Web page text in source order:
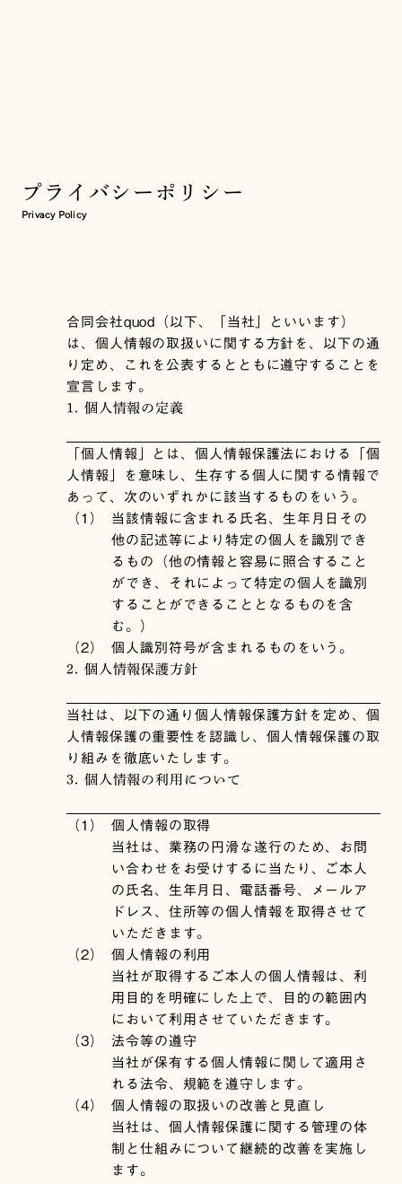
プライバシーポリシー
Privacy Policy
合同会社quod（以下、「当社」といいます）
は、個人情報の取扱いに関する方針を、以下の通
り定め、これを公表するとともに遵守することを
宣言します。
1. 個人情報の定義
「個人情報」とは、個人情報保護法における「個
人情報」を意味し、生存する個人に関する情報で
あって、次のいずれかに該当するものをいう。
（1）
当該情報に含まれる氏名、生年月日その
他の記述等により特定の個人を識別でき
るもの（他の情報と容易に照合すること
ができ、それによって特定の個人を識別
することができることとなるものを含
む。）
（2）
個人識別符号が含まれるものをいう。
2. 個人情報保護方針
当社は、以下の通り個人情報保護方針を定め、個
人情報保護の重要性を認識し、個人情報保護の取
り組みを徹底いたします。
3. 個人情報の利用について
（1）
個人情報の取得
当社は、業務の円滑な遂行のため、お問
い合わせをお受けするに当たり、ご本人
の氏名、生年月日、電話番号、メールア
ドレス、住所等の個人情報を取得させて
いただきます。
（2）
個人情報の利用
当社が取得するご本人の個人情報は、利
用目的を明確にした上で、目的の範囲内
において利用させていただきます。
（3）
法令等の遵守
当社が保有する個人情報に関して適用さ
れる法令、規範を遵守します。
（4）
個人情報の取扱いの改善と見直し
当社は、個人情報保護に関する管理の体
制と仕組みについて継続的改善を実施し
ます。